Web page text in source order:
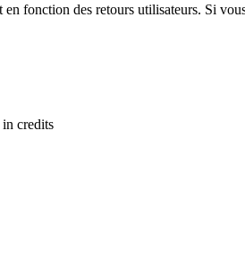
fonction des retours utilisateurs. Si
credits